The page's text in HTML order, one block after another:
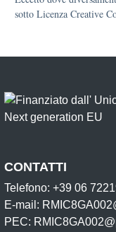
sotto Licenza Creative
CONTATTI
Telefono: +39 06
E-mail:
PEC: